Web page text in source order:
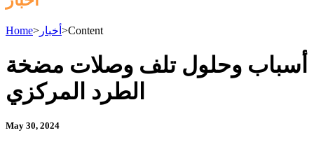
Home> أخبار >Content
أسباب وحلول تلف وصلات مضخة
الطرد المركزي
May 30, 2024